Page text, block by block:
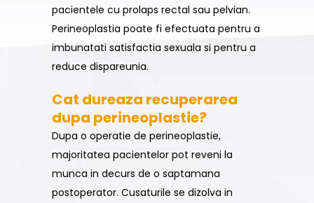
pacientele cu prolaps rectal sau pelvian.
Perineoplastia poate fi efectuata pentru a
imbunatati satisfactia sexuala si pentru a
reduce dispareunia.
Cat dureaza recuperarea
dupa perineoplastie?
Dupa o operatie de perineoplastie,
majoritatea pacientelor pot reveni la
munca in decurs de o saptamana
postoperator. Cusaturile se dizolva in